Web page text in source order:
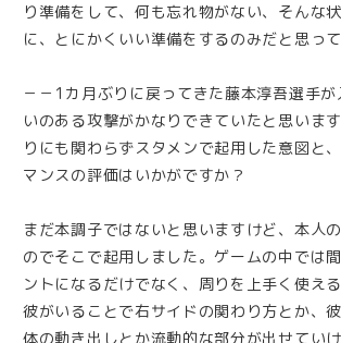
り準備をして、何も忘れ物がない、そんな
に、とにかくいい準備をするのみだと思って
－－1カ月ぶりに戻ってきた藤本淳吾選手
いのある攻撃がかなりできていたと思いま
りにも関わらずスタメンで起用した意図と
マンスの評価はいかがですか？
まだ本調子ではないと思いますけど、本人
のでそこで起用しました。ゲームの中では
ントになるだけでなく、周りを上手く使える
彼がいることで右サイドの関わり方とか、
体の動き出しとか流動的な部分が出せてい